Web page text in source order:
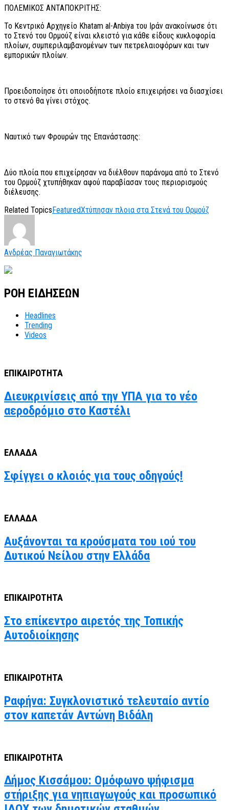
ΠΟΛΕΜΙΚΟΣ ΑΝΤΑΠΟΚΡΙΤΗΣ:
Το Κεντρικό Αρχηγείο Khatam al-Anbiya του Ιράν ανακοίνωσε ότι
το Στενό του Ορμούζ είναι κλειστό για κάθε είδους κυκλοφορία
πλοίων, συμπεριλαμβανομένων των πετρελαιοφόρων και των
εμπορικών πλοίων.
Προειδοποίησε ότι οποιοδήποτε πλοίο επιχειρήσει να διασχίσει
το στενό θα γίνει στόχος.
Ναυτικό των Φρουρών της Επανάστασης:
Δύο πλοία που επιχείρησαν να διέλθουν παράνομα από το Στενό
του Ορμούζ χτυπήθηκαν αφού παραβίασαν τους περιορισμούς
διέλευσης.
Related Topics FeaturedΧτύπησαν πλοια στα Στενά του Ορμούζ
Ανδρέας Παναγιωτάκης
ΡΟΗ ΕΙΔΗΣΕΩΝ
Headlines
Trending
Videos
ΕΠΙΚΑΙΡΟΤΗΤΑ
Διευκρινίσεις από την ΥΠΑ για το νέο
αεροδρόμιο στο Καστέλι
ΕΛΛΑΔΑ
Σφίγγει ο κλοιός για τους οδηγούς!
ΕΛΛΑΔΑ
Αυξάνονται τα κρούσματα του ιού του
Δυτικού Νείλου στην Ελλάδα
ΕΠΙΚΑΙΡΟΤΗΤΑ
Στο επίκεντρο αιρετός της Τοπικής
Αυτοδιοίκησης
ΕΠΙΚΑΙΡΟΤΗΤΑ
Ραφήνα: Συγκλονιστικό τελευταίο αντίο
στον καπετάν Αντώνη Βιδάλη
ΕΠΙΚΑΙΡΟΤΗΤΑ
Δήμος Κισσάμου: Ομόφωνο ψήφισμα
στήριξης για νηπιαγωγούς και προσωπικό